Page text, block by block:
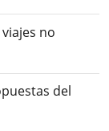
no
del